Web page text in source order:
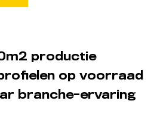
productie
op voorraad
branche-ervaring